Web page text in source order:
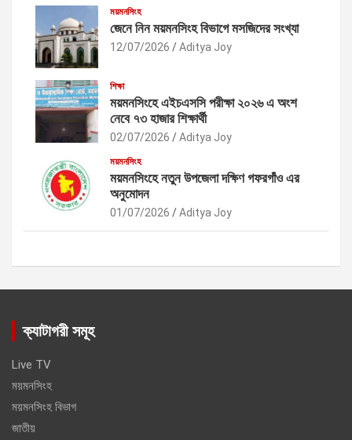
ময়মনসিংহ
জেনে নিন ময়মনসিংহ বিভাগে মসজিদের সংখ্যা
12/07/2026 Aditya Joy
শিক্ষা
ময়মনসিংহে এইচএসসি পরীক্ষা ২০২৬ এ অংশ
নেবে ৭৩ হাজার শিক্ষার্থী
02/07/2026 Aditya Joy
ময়মনসিংহ
ময়মনসিংহে নতুন উপজেলা দক্ষিণ গফরগাঁও এর
অনুমোদন
01/07/2026 Aditya Joy
ক্যাটাগরী সমূহ
Live TV
ময়মনসিংহ
ময়মনসিংহ বিভাগ
জাতীয়